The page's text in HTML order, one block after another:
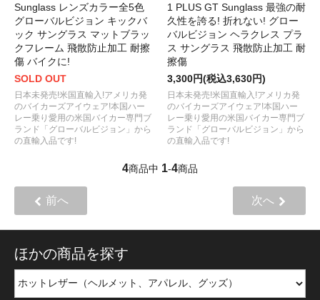
Sunglass レンズカラー全5色
グローバルビジョン キックバ
ック サングラス マットブラッ
クフレーム 飛散防止加工 耐擦
傷 バイクに!
SOLD OUT
日本未発売!米国直輸入!アメリカ発
のバイカーズアイウェア!本国ハー
レー乗り愛用の米国バイカー専門ブ
ランド「グローバルビジョン」から
の直輸入品です!
1 PLUS GT Sunglass 最強の耐
久性を誇る! 折れない! グロー
バルビジョン ヘラクレス プラ
ス サングラス 飛散防止加工 耐
擦傷
3,300円(税込3,630円)
日本未発売!米国直輸入!アメリカ発
のバイカーズアイウェア!本国ハー
レー乗り愛用の米国バイカー専門ブ
ランド「グローバルビジョン」から
の直輸入品です!
4商品中 1-4商品
前へ 次へ
ほかの商品を探す